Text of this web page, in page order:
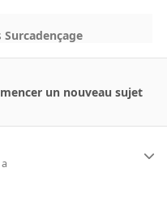
Surcadençage
un nouveau sujet